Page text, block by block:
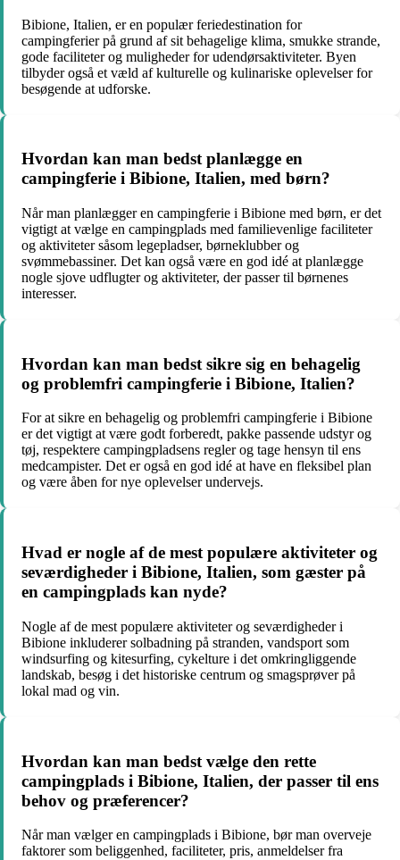
Bibione, Italien, er en populær feriedestination for
campingferier på grund af sit behagelige klima, smukke strande,
gode faciliteter og muligheder for udendørsaktiviteter. Byen
tilbyder også et væld af kulturelle og kulinariske oplevelser for
besøgende at udforske.
Hvordan kan man bedst planlægge en
campingferie i Bibione, Italien, med børn?
Når man planlægger en campingferie i Bibione med børn, er det
vigtigt at vælge en campingplads med familievenlige faciliteter
og aktiviteter såsom legepladser, børneklubber og
svømmebassiner. Det kan også være en god idé at planlægge
nogle sjove udflugter og aktiviteter, der passer til børnenes
interesser.
Hvordan kan man bedst sikre sig en behagelig
og problemfri campingferie i Bibione, Italien?
For at sikre en behagelig og problemfri campingferie i Bibione
er det vigtigt at være godt forberedt, pakke passende udstyr og
tøj, respektere campingpladsens regler og tage hensyn til ens
medcampister. Det er også en god idé at have en fleksibel plan
og være åben for nye oplevelser undervejs.
Hvad er nogle af de mest populære aktiviteter og
seværdigheder i Bibione, Italien, som gæster på
en campingplads kan nyde?
Nogle af de mest populære aktiviteter og seværdigheder i
Bibione inkluderer solbadning på stranden, vandsport som
windsurfing og kitesurfing, cykelture i det omkringliggende
landskab, besøg i det historiske centrum og smagsprøver på
lokal mad og vin.
Hvordan kan man bedst vælge den rette
campingplads i Bibione, Italien, der passer til ens
behov og præferencer?
Når man vælger en campingplads i Bibione, bør man overveje
faktorer som beliggenhed, faciliteter, pris, anmeldelser fra